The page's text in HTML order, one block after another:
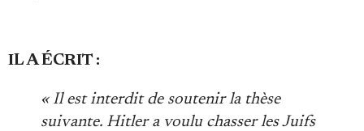
IL A ÉCRIT :
« Il est interdit de soutenir la thèse
suivante. Hitler a voulu chasser les Juifs